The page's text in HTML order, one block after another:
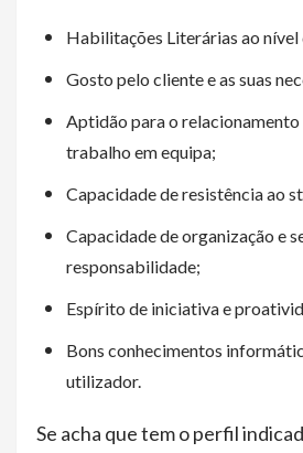
Habilitações Literárias ao nível
Gosto pelo cliente e as suas
Aptidão para o
trabalho em equipa;
Capacidade de resistência ao
Capacidade de organização e
responsabilidade;
Espírito de iniciativa e
Bons conhecimentos
utilizador.
Se acha que tem o perfil